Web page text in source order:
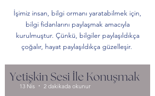
İşimiz insan, bilgi ormanı yaratabilmek için,
bilgi fidanlarını paylaşmak amacıyla
kurulmuştur. Çünkü, bilgiler paylaşıldıkça
çoğalır, hayat paylaşıldıkça güzelleşir.
13 Nis 2 dakikada okunur